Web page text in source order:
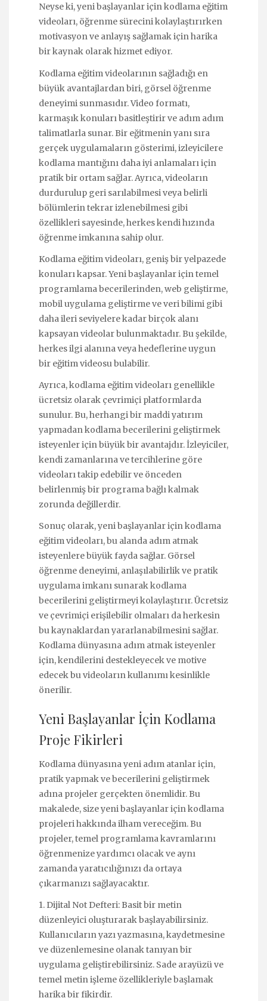
Neyse ki, yeni başlayanlar için kodlama eğitim
videoları, öğrenme sürecini kolaylaştırırken
motivasyon ve anlayış sağlamak için harika
bir kaynak olarak hizmet ediyor.
Kodlama eğitim videolarının sağladığı en
büyük avantajlardan biri, görsel öğrenme
deneyimi sunmasıdır. Video formatı,
karmaşık konuları basitleştirir ve adım adım
talimatlarla sunar. Bir eğitmenin yanı sıra
gerçek uygulamaların gösterimi, izleyicilere
kodlama mantığını daha iyi anlamaları için
pratik bir ortam sağlar. Ayrıca, videoların
durdurulup geri sarılabilmesi veya belirli
bölümlerin tekrar izlenebilmesi gibi
özellikleri sayesinde, herkes kendi hızında
öğrenme imkanına sahip olur.
Kodlama eğitim videoları, geniş bir yelpazede
konuları kapsar. Yeni başlayanlar için temel
programlama becerilerinden, web geliştirme,
mobil uygulama geliştirme ve veri bilimi gibi
daha ileri seviyelere kadar birçok alanı
kapsayan videolar bulunmaktadır. Bu şekilde,
herkes ilgi alanına veya hedeflerine uygun
bir eğitim videosu bulabilir.
Ayrıca, kodlama eğitim videoları genellikle
ücretsiz olarak çevrimiçi platformlarda
sunulur. Bu, herhangi bir maddi yatırım
yapmadan kodlama becerilerini geliştirmek
isteyenler için büyük bir avantajdır. İzleyiciler,
kendi zamanlarına ve tercihlerine göre
videoları takip edebilir ve önceden
belirlenmiş bir programa bağlı kalmak
zorunda değillerdir.
Sonuç olarak, yeni başlayanlar için kodlama
eğitim videoları, bu alanda adım atmak
isteyenlere büyük fayda sağlar. Görsel
öğrenme deneyimi, anlaşılabilirlik ve pratik
uygulama imkanı sunarak kodlama
becerilerini geliştirmeyi kolaylaştırır. Ücretsiz
ve çevrimiçi erişilebilir olmaları da herkesin
bu kaynaklardan yararlanabilmesini sağlar.
Kodlama dünyasına adım atmak isteyenler
için, kendilerini destekleyecek ve motive
edecek bu videoların kullanımı kesinlikle
önerilir.
Yeni Başlayanlar İçin Kodlama
Proje Fikirleri
Kodlama dünyasına yeni adım atanlar için,
pratik yapmak ve becerilerini geliştirmek
adına projeler gerçekten önemlidir. Bu
makalede, size yeni başlayanlar için kodlama
projeleri hakkında ilham vereceğim. Bu
projeler, temel programlama kavramlarını
öğrenmenize yardımcı olacak ve aynı
zamanda yaratıcılığınızı da ortaya
çıkarmanızı sağlayacaktır.
1. Dijital Not Defteri: Basit bir metin
düzenleyici oluşturarak başlayabilirsiniz.
Kullanıcıların yazı yazmasına, kaydetmesine
ve düzenlemesine olanak tanıyan bir
uygulama geliştirebilirsiniz. Sade arayüzü ve
temel metin işleme özellikleriyle başlamak
harika bir fikirdir.